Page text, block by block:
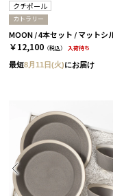
クチポール
カトラリー
￥12,100 （税込） 入荷待ち
最短8月11日(火)にお届け